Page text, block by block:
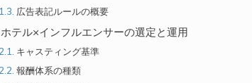
広告表記ルールの概要
ホテル×インフルエンサーの選定と運用
キャスティング基準
報酬体系の種類